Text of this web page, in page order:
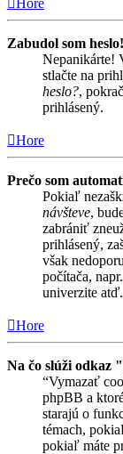
Zabudol som heslo!
Nepanikárte!
stlačte na
heslo?,
prihlásený.
Hore
Prečo som
Pokiaľ
návšteve,
zabrániť
prihlásený,
však
počítača,
univerzite atď.
Hore
Na čo slúži odkaz
“Vymazať
phpBB a
starajú o
témach,
pokiaľ máte